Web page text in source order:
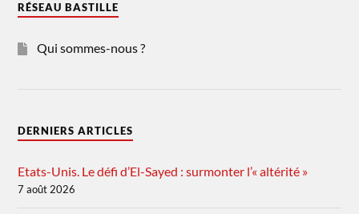
RÉSEAU BASTILLE
Qui sommes-nous ?
DERNIERS ARTICLES
Etats-Unis. Le défi d’El-Sayed : surmonter l’« altérité »
7 août 2026